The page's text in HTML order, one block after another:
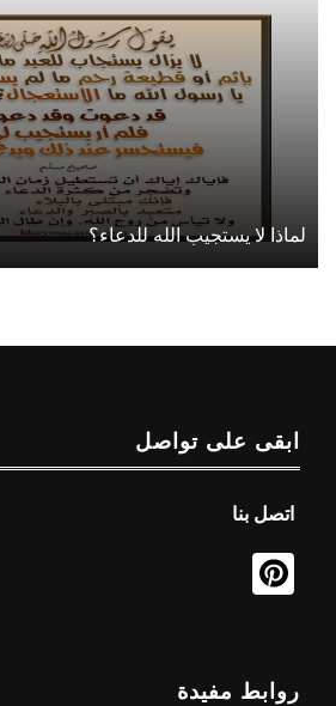
لماذا لا يستجيب الله للدعاء؟
ابقى على تواصل
اتصل بنا
روابط مفيدة